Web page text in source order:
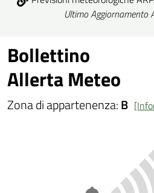
Ultimo
Bollettino
Allerta Meteo
Zona di appartenenza:B